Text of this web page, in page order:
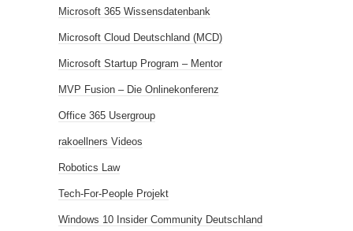
Microsoft 365 Wissensdatenbank
Microsoft Cloud Deutschland (MCD)
Microsoft Startup Program – Mentor
MVP Fusion – Die Onlinekonferenz
Office 365 Usergroup
rakoellners Videos
Robotics Law
Tech-For-People Projekt
Windows 10 Insider Community Deutschland